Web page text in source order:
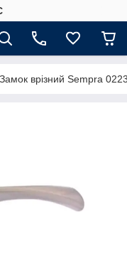
Замок врізний Sempra